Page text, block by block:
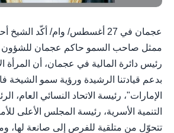
عجمان في 27 أغسطس/ وام/ أكّد
ممثل صاحب السمو حاكم عجمان للشؤون
رئيس دائرة المالية في عجمان، أن المرأة
بدعم قيادتنا الرشيدة ورؤية سمو الشيخة
الإمارات"، رئيسة الاتحاد النسائي العام،
التنمية الأسرية، رئيسة المجلس الأعلى
تتحوّل من متلقية للفرص إلى صانعة لها،